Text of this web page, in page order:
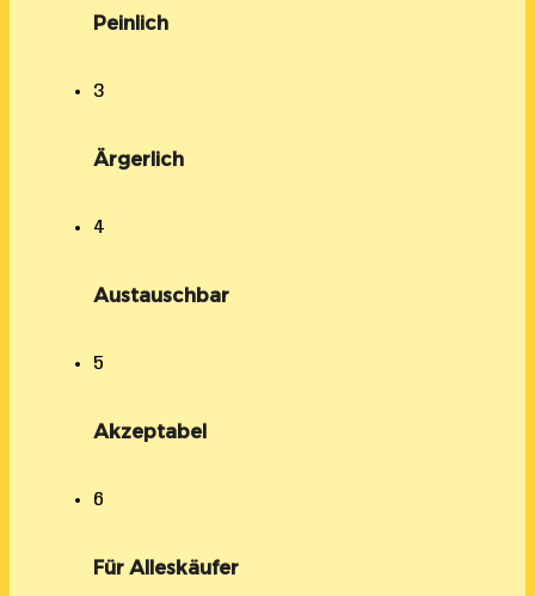
Peinlich
3
Ärgerlich
4
Austauschbar
5
Akzeptabel
6
Für Alleskäufer